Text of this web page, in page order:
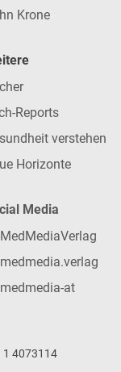
Krone
Reports
verstehen
Horizonte
Media
at
1 4073114